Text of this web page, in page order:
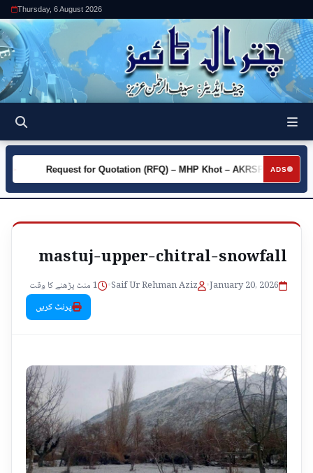
Thursday, 6 August 2026
ADS
►
Request for Quotation (RFQ) – MHP Khot – AKRSP
mastuj-upper-chitral-snowfall
January 20, 2026
•
Saif Ur Rehman Aziz
•
1 منٹ پڑھنے کا وقت
پرنٹ کریں